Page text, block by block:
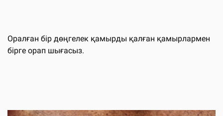
Оралған бір дөңгелек қамырды қалған қамырлармен
бірге орап шығасыз.